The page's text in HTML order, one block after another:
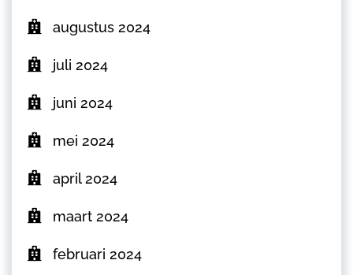
augustus 2024
juli 2024
juni 2024
mei 2024
april 2024
maart 2024
februari 2024